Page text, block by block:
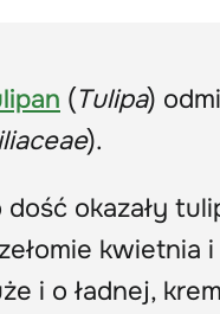
(Tulipa)
).
dość okazały
kwietnia
i o ładnej,